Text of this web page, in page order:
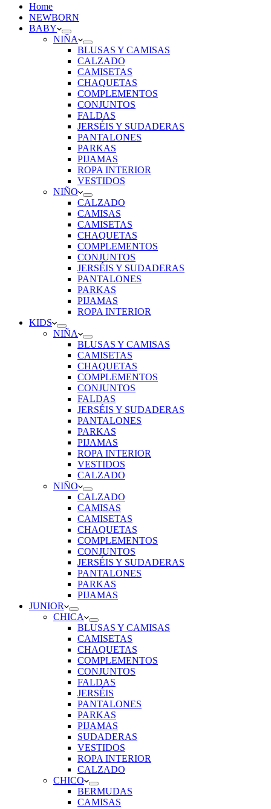
Home
NEWBORN
BABY
NIÑA
BLUSAS Y CAMISAS
CALZADO
CAMISETAS
CHAQUETAS
COMPLEMENTOS
CONJUNTOS
FALDAS
JERSÉIS Y SUDADERAS
PANTALONES
PARKAS
PIJAMAS
ROPA INTERIOR
VESTIDOS
NIÑO
CALZADO
CAMISAS
CAMISETAS
CHAQUETAS
COMPLEMENTOS
CONJUNTOS
JERSÉIS Y SUDADERAS
PANTALONES
PARKAS
PIJAMAS
ROPA INTERIOR
KIDS
NIÑA
BLUSAS Y CAMISAS
CAMISETAS
CHAQUETAS
COMPLEMENTOS
CONJUNTOS
FALDAS
JERSÉIS Y SUDADERAS
PANTALONES
PARKAS
PIJAMAS
ROPA INTERIOR
VESTIDOS
CALZADO
NIÑO
CALZADO
CAMISAS
CAMISETAS
CHAQUETAS
COMPLEMENTOS
CONJUNTOS
JERSÉIS Y SUDADERAS
PANTALONES
PARKAS
PIJAMAS
JUNIOR
CHICA
BLUSAS Y CAMISAS
CAMISETAS
CHAQUETAS
COMPLEMENTOS
CONJUNTOS
FALDAS
JERSÉIS
PANTALONES
PARKAS
PIJAMAS
SUDADERAS
VESTIDOS
ROPA INTERIOR
CALZADO
CHICO
BERMUDAS
CAMISAS